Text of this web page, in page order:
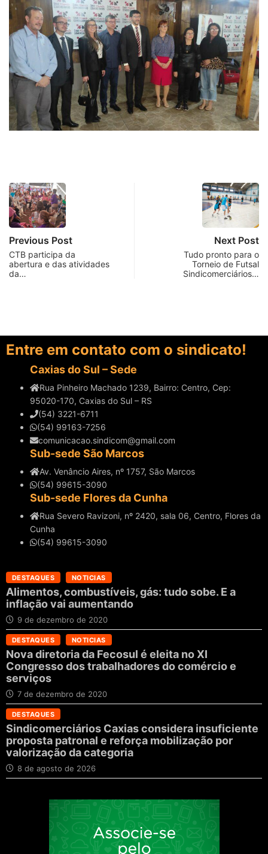
Previous Post
CTB participa da
abertura e das atividades
da…
Next Post
Tudo pronto para o
Torneio de Futsal
Sindicomerciários…
Entre em contato com o sindicato!
Caxias do Sul – Sede
Rua Pinheiro Machado 1239, Bairro: Centro, Cep:
95020-170, Caxias do Sul – RS
(54) 3221-6711
(54) 99163-7256
comunicacao.sindicom@gmail.com
Sub-sede São Marcos
Av. Venâncio Aires, nº 1757, São Marcos
(54) 99615-3090
Sub-sede Flores da Cunha
Rua Severo Ravizoni, nº 2420, sala 06, Centro, Flores da
Cunha
(54) 99615-3090
DESTAQUES NOTICIAS
Alimentos, combustíveis, gás: tudo sobe. E a
inflação vai aumentando
9 de dezembro de 2020
DESTAQUES NOTICIAS
Nova diretoria da Fecosul é eleita no XI
Congresso dos trabalhadores do comércio e
serviços
7 de dezembro de 2020
DESTAQUES
Sindicomerciários Caxias considera insuficiente
proposta patronal e reforça mobilização por
valorização da categoria
8 de agosto de 2026